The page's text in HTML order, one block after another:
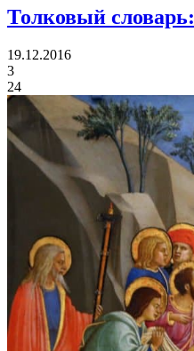
Толковый словарь:
19.12.2016
3
24